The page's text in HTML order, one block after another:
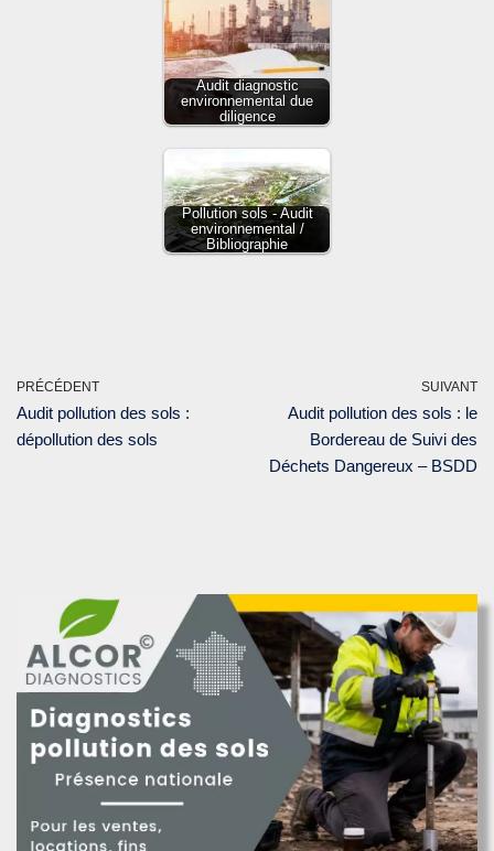
Audit diagnostic
environnemental due
diligence
Pollution sols - Audit
environnemental /
Bibliographie
PRÉCÉDENT
Audit pollution des sols :
dépollution des sols
SUIVANT
Audit pollution des sols : le
Bordereau de Suivi des
Déchets Dangereux – BSDD